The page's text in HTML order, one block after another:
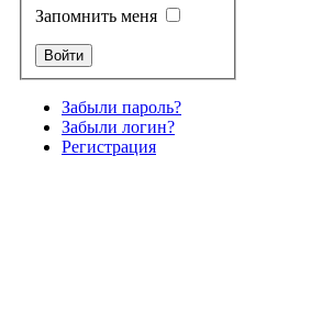
Запомнить меня
Забыли пароль?
Забыли логин?
Регистрация